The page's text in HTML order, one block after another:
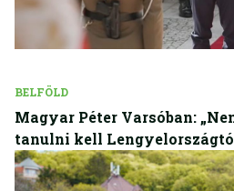
BELFÖLD
Magyar Péter Varsóban:
tanulni kell